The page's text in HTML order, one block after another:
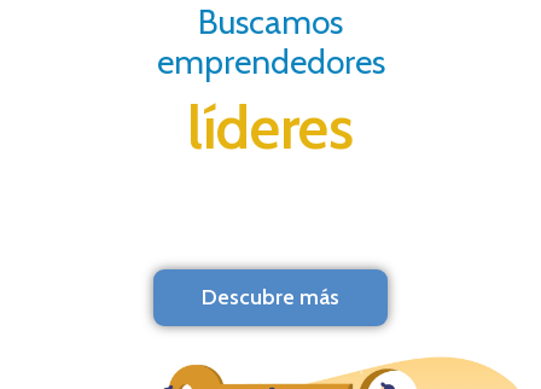
Buscamos
emprendedores
líderes
Descubre más